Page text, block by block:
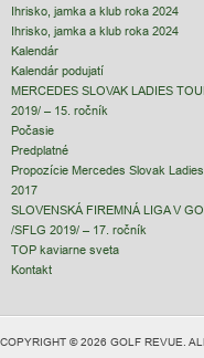
Ihrisko, jamka a klub roka 2024
Ihrisko, jamka a klub roka 2024
Kalendár
Kalendár podujatí
MERCEDES SLOVAK LADIES
2019/ – 15. ročník
Počasie
Predplatné
Propozície Mercedes Slovak
2017
SLOVENSKÁ FIREMNÁ LIGA V
/SFLG 2019/ – 17. ročník
TOP kaviarne sveta
Kontakt
COPYRIGHT © 2026 GOLF REVUE.